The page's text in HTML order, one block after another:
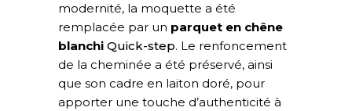
modernité, la moquette a été
remplacée par un parquet en chêne
blanchi Quick-step. Le renfoncement
de la cheminée a été préservé, ainsi
que son cadre en laiton doré, pour
apporter une touche d’authenticité à